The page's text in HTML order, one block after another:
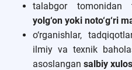
talabgor tomonidan
yolg‘on yoki noto‘g‘ri
o‘rganishlar,
ilmiy va texnik
asoslangan salbiy